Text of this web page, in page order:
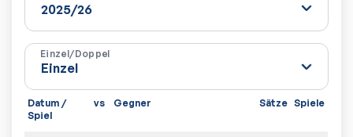
Einzel/Doppel
Datum /
Spiel
vs Gegner Sätze Spiele